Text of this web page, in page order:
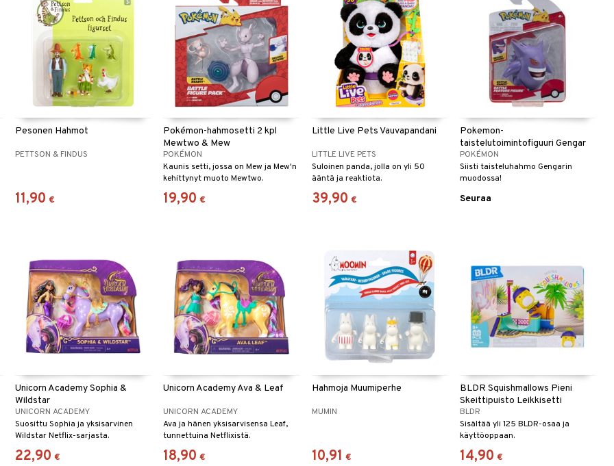
Pesonen Hahmot
PETTSON & FINDUS
11,90 €
Pokémon-hahmosetti 2 kpl
Mewtwo & Mew
POKÉMON
Kaunis setti, jossa on Mew ja Mew'n
kehittynyt muoto Mewtwo.
19,90 €
Little Live Pets Vauvapandani
LITTLE LIVE PETS
Suloinen panda, jolla on yli 50
ääntä ja reaktiota.
39,90 €
Pokemon-
taistelutoimintofiguuri Gengar
POKÉMON
Siisti taisteluhahmo Gengarin
muodossa!
Seuraa
Unicorn Academy Sophia &
Wildstar
UNICORN ACADEMY
Suosittu Sophia ja yksisarvinen
Wildstar Netflix-sarjasta.
22,90 €
Unicorn Academy Ava & Leaf
UNICORN ACADEMY
Ava ja hänen yksisarvisensa Leaf,
tunnettuina Netflixistä.
18,90 €
Hahmoja Muumiperhe
MUMIN
10,91 €
BLDR Squishmallows Pieni
Skeittipuisto Leikkisetti
BLDR
Sisältää yli 125 BLDR-osaa ja
käyttöoppaan.
14,90 €